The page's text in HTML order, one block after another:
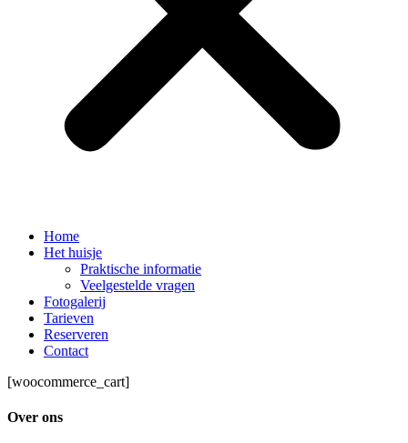
Home
Het huisje
Praktische informatie
Veelgestelde vragen
Fotogalerij
Tarieven
Reserveren
Contact
[woocommerce_cart]
Over ons